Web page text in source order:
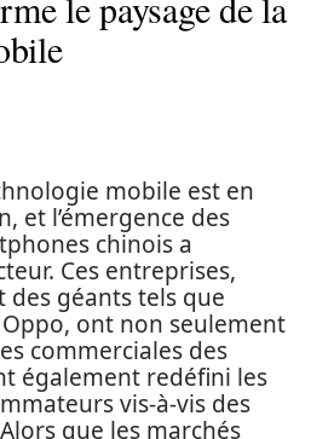
mobile est en
et l’émergence des
chinois a
Ces entreprises,
géants tels que
ont non seulement
commerciales des
également redéfini les
vis-à-vis des
que les marchés